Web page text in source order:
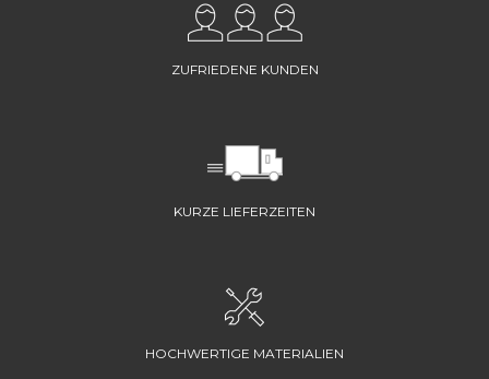
ZUFRIEDENE KUNDEN
KURZE LIEFERZEITEN
HOCHWERTIGE MATERIALIEN